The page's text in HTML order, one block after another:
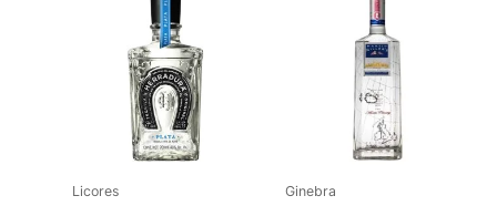
Licores Ginebra